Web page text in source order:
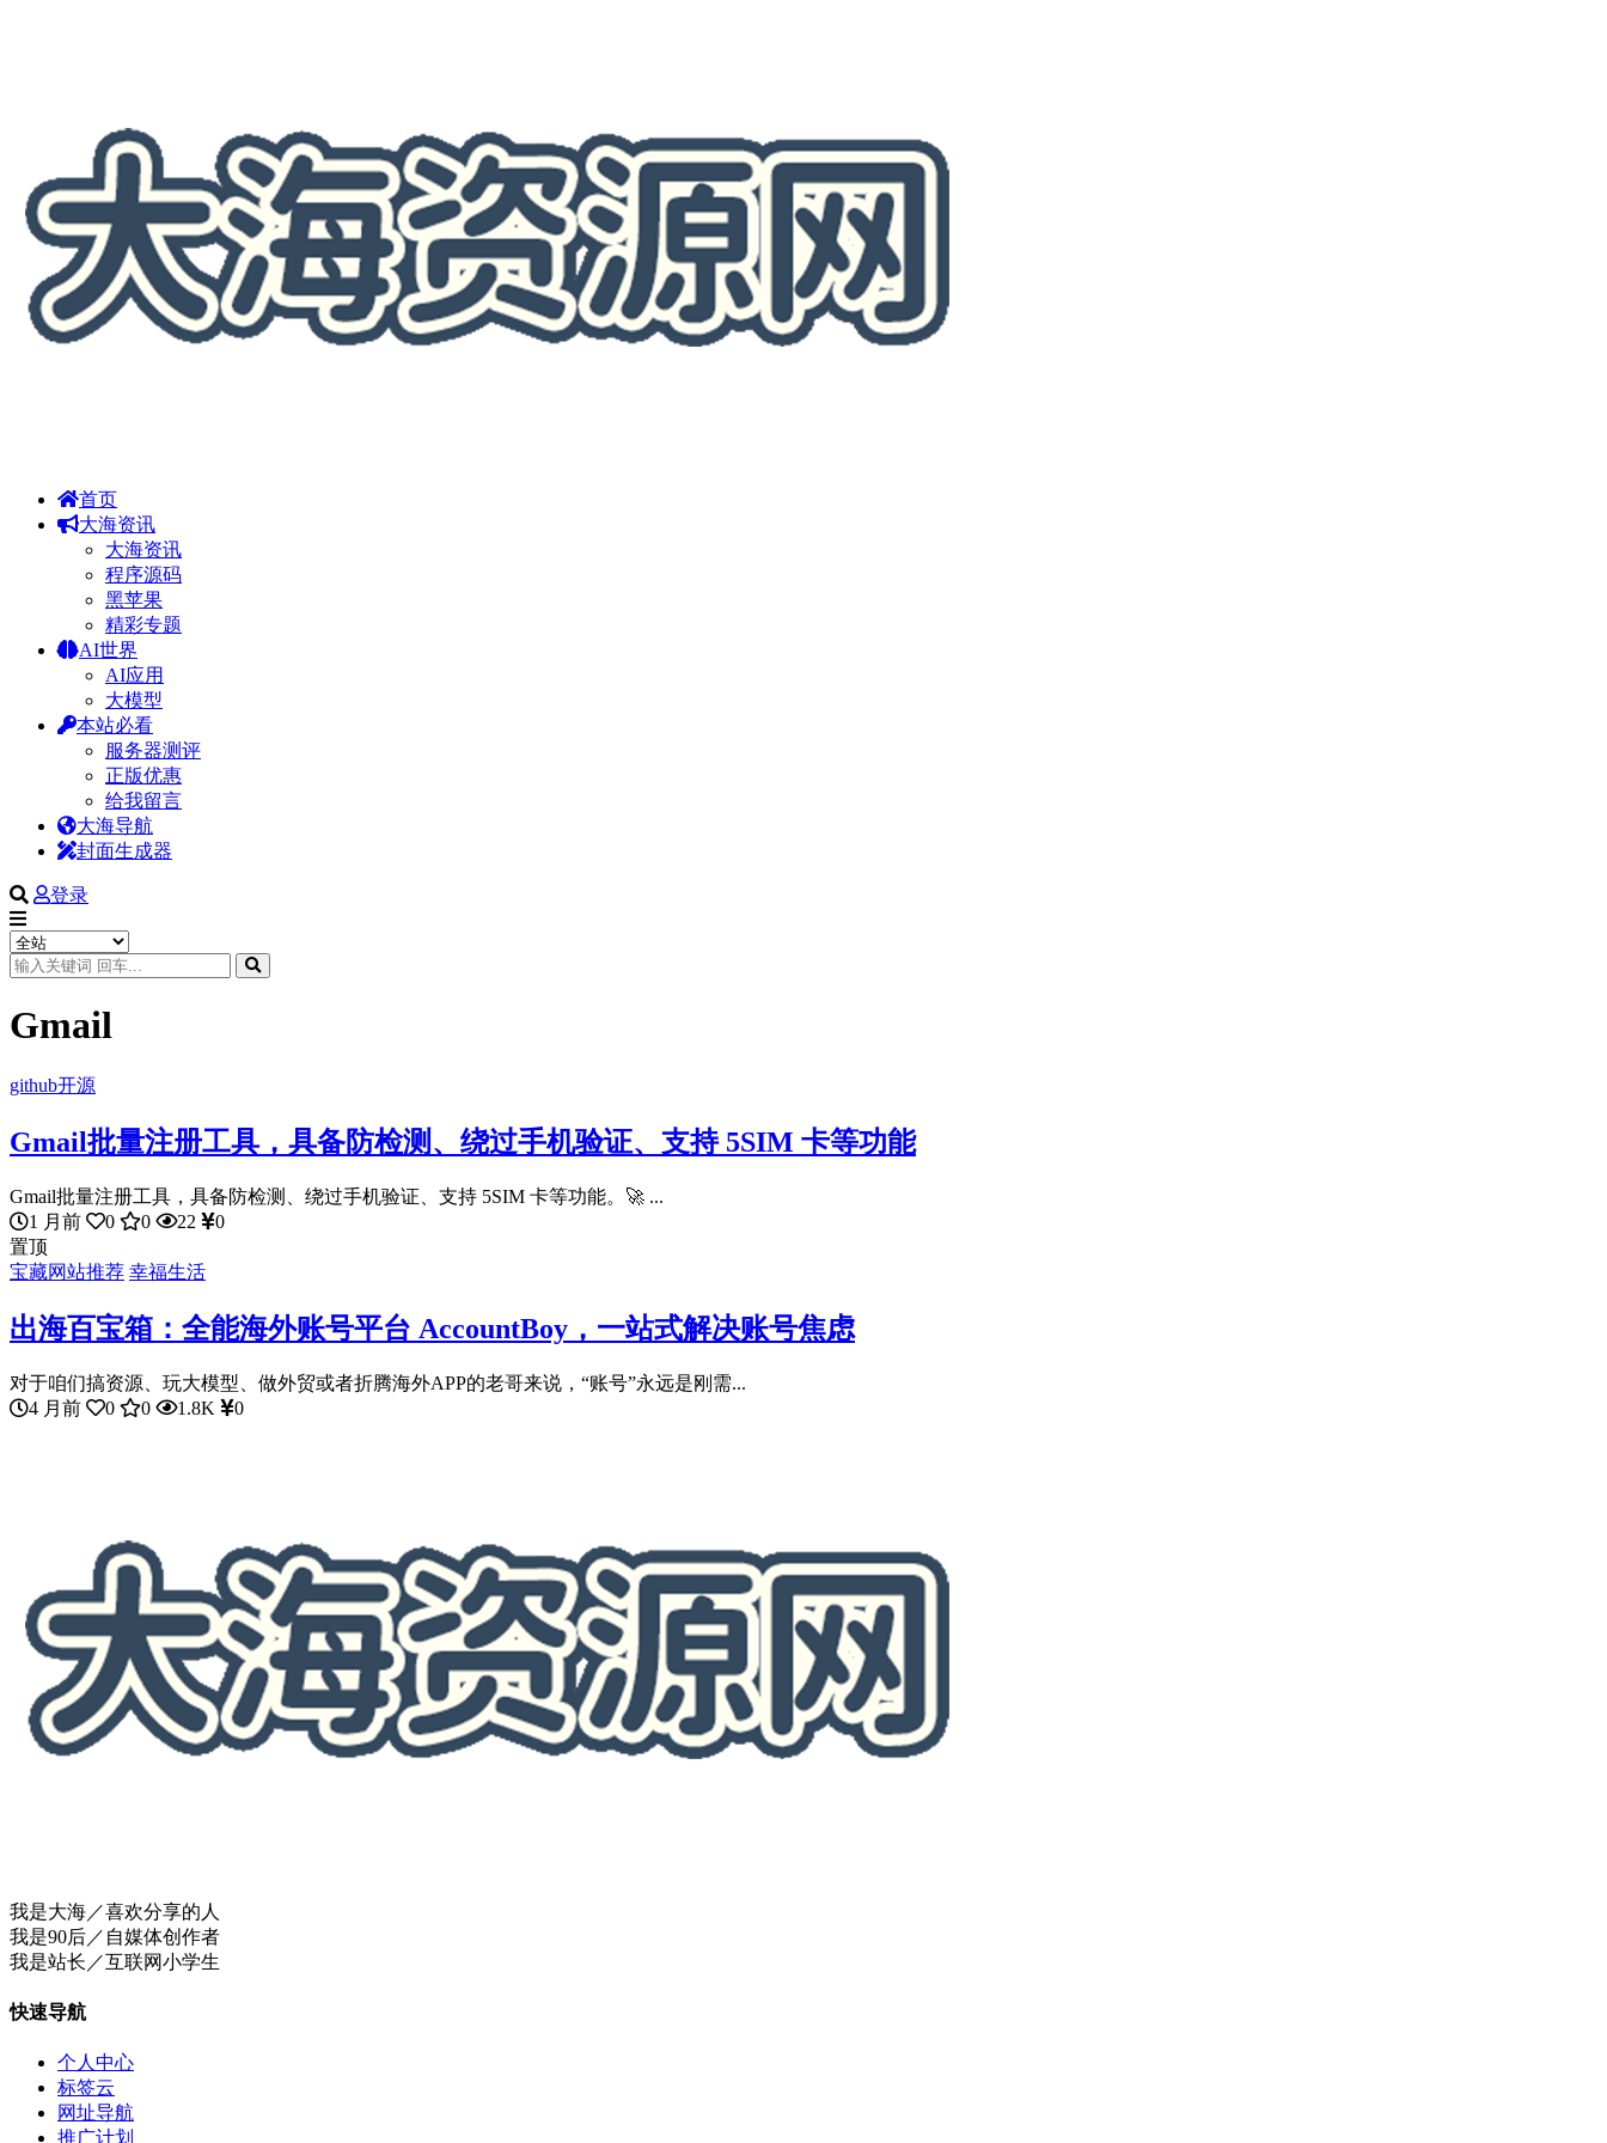
首页
大海资讯
大海资讯
程序源码
黑苹果
精彩专题
AI世界
AI应用
大模型
本站必看
服务器测评
正版优惠
给我留言
大海导航
封面生成器
登录
Gmail
github开源
Gmail批量注册工具，具备防检测、绕过手机验证、支持 5SIM 卡等功能
Gmail批量注册工具，具备防检测、绕过手机验证、支持 5SIM 卡等功能。🚀 ...
1 月前
0 0 22
0
置顶
宝藏网站推荐 幸福生活
出海百宝箱：全能海外账号平台 AccountBoy，一站式解决账号焦虑
对于咱们搞资源、玩大模型、做外贸或者折腾海外APP的老哥来说，“账号”永远是刚需...
4 月前
0 0 1.8K 0
我是大海／喜欢分享的人
我是90后／自媒体创作者
我是站长／互联网小学生
快速导航
个人中心
标签云
网址导航
推广计划